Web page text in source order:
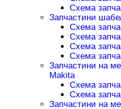
Схема
Запчастини
Схема
Схема
Схема
Схема
Запчастини на
Makita
Схема
Схема
Запчастини на